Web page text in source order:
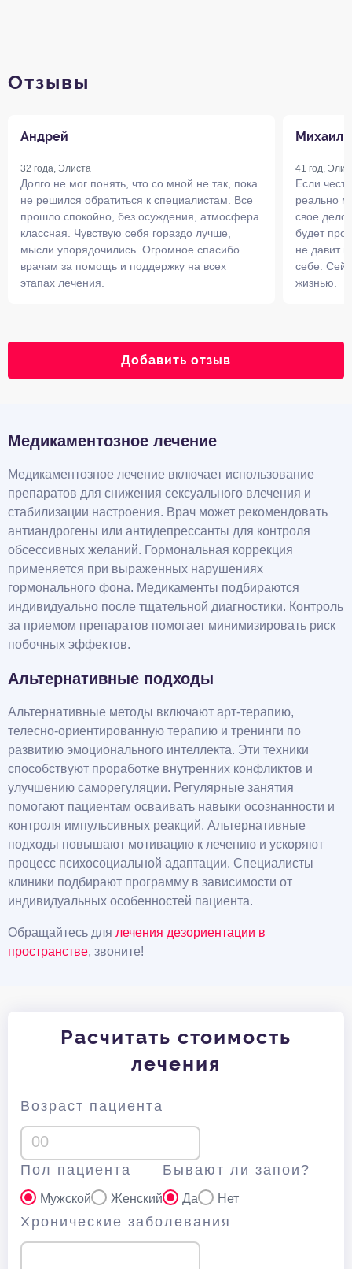
Отзывы
Андрей
32 года, Элиста
Долго не мог понять, что со мной не так, пока
не решился обратиться к специалистам. Все
прошло спокойно, без осуждения, атмосфера
классная. Чувствую себя гораздо лучше,
мысли упорядочились. Огромное спасибо
врачам за помощь и поддержку на всех
этапах лечения.
Михаил
41 год,
Если
реально
свое
будет
не давит
себе.
жизнью.
Добавить отзыв
Медикаментозное лечение
Медикаментозное лечение включает использование
препаратов для снижения сексуального влечения и
стабилизации настроения. Врач может рекомендовать
антиандрогены или антидепрессанты для контроля
обсессивных желаний. Гормональная коррекция
применяется при выраженных нарушениях
гормонального фона. Медикаменты подбираются
индивидуально после тщательной диагностики. Контроль
за приемом препаратов помогает минимизировать риск
побочных эффектов.
Альтернативные подходы
Альтернативные методы включают арт-терапию,
телесно-ориентированную терапию и тренинги по
развитию эмоционального интеллекта. Эти техники
способствуют проработке внутренних конфликтов и
улучшению саморегуляции. Регулярные занятия
помогают пациентам осваивать навыки осознанности и
контроля импульсивных реакций. Альтернативные
подходы повышают мотивацию к лечению и ускоряют
процесс психосоциальной адаптации. Специалисты
клиники подбирают программу в зависимости от
индивидуальных особенностей пациента.
Обращайтесь для лечения дезориентации в
пространстве, звоните!
Расчитать стоимость
лечения
Возраст пациента
Пол пациента
Мужской Женский
Бывают ли запои?
Да Нет
Хронические заболевания